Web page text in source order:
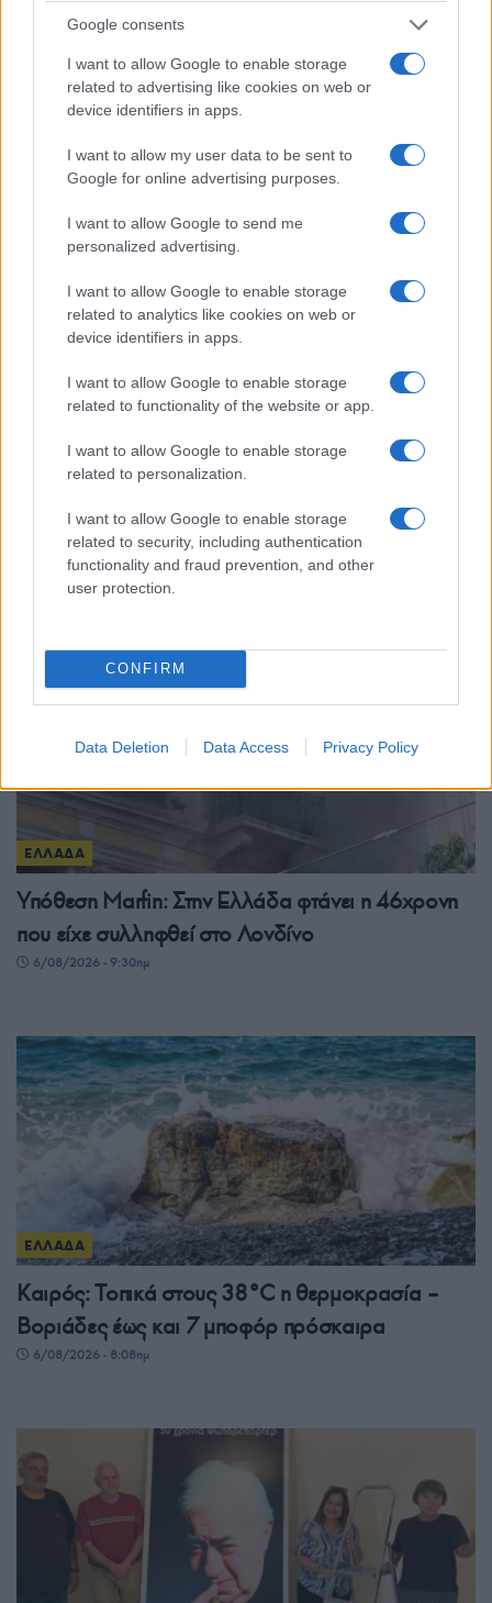
Google consents
I want to allow Google to enable storage
related to advertising like cookies on web or
device identifiers in apps.
I want to allow my user data to be sent to
Google for online advertising purposes.
I want to allow Google to send me
personalized advertising.
I want to allow Google to enable storage
related to analytics like cookies on web or
device identifiers in apps.
I want to allow Google to enable storage
related to functionality of the website or app.
I want to allow Google to enable storage
related to personalization.
I want to allow Google to enable storage
related to security, including authentication
functionality and fraud prevention, and other
user protection.
CONFIRM
Data Deletion Data Access Privacy Policy
Προφυλακιστέος ο 26χρονος Αφγανός που
κατηγορείται για τον φόνο της 38χρονης
Βρετανίδας στην Κυψέλη
Ιός Δυτικού Νείλου: 65 κρούσματα έως σήμερα
στην Ελλάδα – Έξι θάνατοι και 23 νέα
περιστατικά
6/08/2026 - 9:54πμ
ΕΛΛΑΔΑ
Υπόθεση Μarfin: Στην Ελλάδα φτάνει η 46χρονη
που είχε συλληφθεί στο Λονδίνο
6/08/2026 - 9:30πμ
ΕΛΛΑΔΑ
Καιρός: Τοπικά στους 38°C η θερμοκρασία –
Βοριάδες έως και 7 μποφόρ πρόσκαιρα
6/08/2026 - 8:08πμ